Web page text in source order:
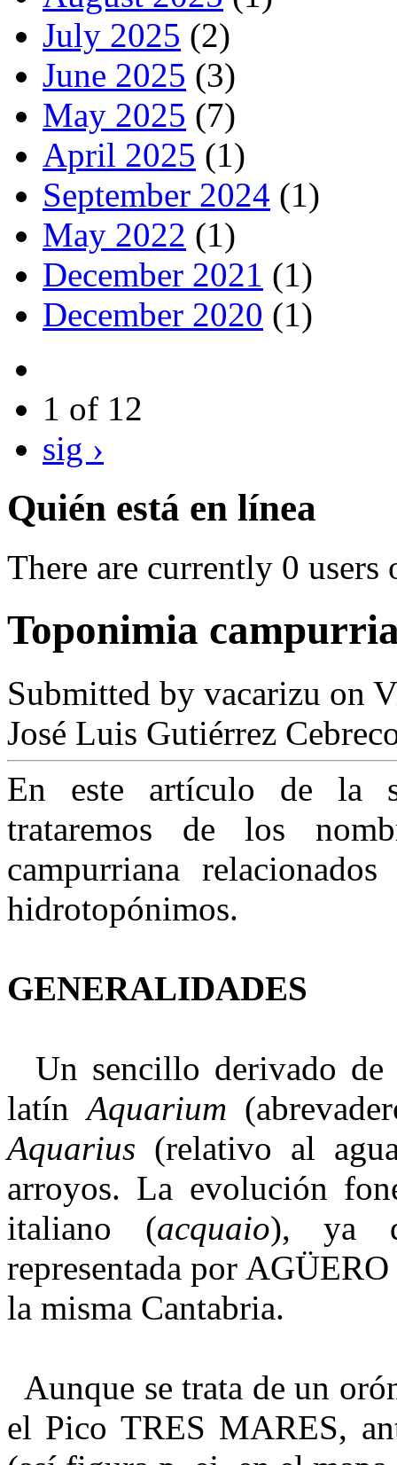
July 2025 (2)
June 2025 (3)
May 2025 (7)
April 2025 (1)
September 2024 (1)
May 2022 (1)
December 2021 (1)
December 2020 (1)
1 of 12
sig ›
Quién está en línea
There are currently 0 users
Toponimia
Submitted by vacarizu on
José Luis Gutiérrez
En este artículo de la
trataremos de los
campurriana
hidrotopónimos.
GENERALIDADES
Un sencillo derivado
latínAquarium
Aquarius (relativo al
arroyos. La evolución
italiano (acquaio), ya
representada por
la misma Cantabria.
Aunque se trata de un
el Pico TRES MARES,